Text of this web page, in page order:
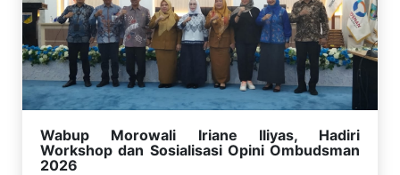
Wabup Morowali Iriane Iliyas, Hadiri
Workshop dan Sosialisasi Opini Ombudsman
2026